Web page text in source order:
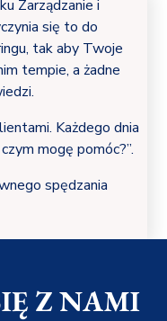
Zarządzanie i
się to do
tak aby Twoje
tempie, a żadne
Każdego dnia
mogę pomóc?”.
spędzania
Z NAMI